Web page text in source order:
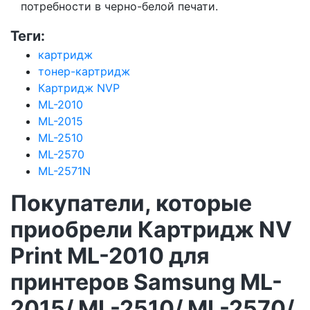
потребности в черно-белой печати.
Теги:
картридж
тонер-картридж
Картридж NVP
ML-2010
ML-2015
ML-2510
ML-2570
ML-2571N
Покупатели, которые
приобрели Картридж NV
Print ML-2010 для
принтеров Samsung ML-